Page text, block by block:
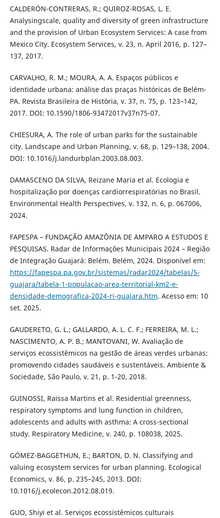
CALDERÓN-CONTRERAS, R.; QUIROZ-ROSAS, L. E.
Analysingscale, quality and diversity of green infrastructure
and the provision of Urban Ecosystem Services: A case from
Mexico City. Ecosystem Services, v. 23, n. April 2016, p. 127–
137, 2017.
CARVALHO, R. M.; MOURA, A. A. Espaços públicos e
identidade urbana: análise das praças históricas de Belém-
PA. Revista Brasileira de História, v. 37, n. 75, p. 123–142,
2017. DOI: 10.1590/1806-93472017v37n75-07.
CHIESURA, A. The role of urban parks for the sustainable
city. Landscape and Urban Planning, v. 68, p. 129–138, 2004.
DOI: 10.1016/j.landurbplan.2003.08.003.
DAMASCENO DA SILVA, Reizane Maria et al. Ecologia e
hospitalização por doenças cardiorrespiratórias no Brasil.
Environmental Health Perspectives, v. 132, n. 6, p. 067006,
2024.
FAPESPA – FUNDAÇÃO AMAZÔNIA DE AMPARO A ESTUDOS E
PESQUISAS. Radar de Informações Municipais 2024 – Região
de Integração Guajará: Belém. Belém, 2024. Disponível em:
https://fapespa.pa.gov.br/sistemas/radar2024/tabelas/5-
guajara/tabela-1-populacao-area-territorial-km2-e-
densidade-demografica-2024-ri-guajara.htm. Acesso em: 10
set. 2025.
GAUDERETO, G. L.; GALLARDO, A. L. C. F.; FERREIRA, M. L.;
NASCIMENTO, A. P. B.; MANTOVANI, W. Avaliação de
serviços ecossistêmicos na gestão de áreas verdes urbanas:
promovendo cidades saudáveis e sustentáveis. Ambiente &
Sociedade, São Paulo, v. 21, p. 1-20, 2018.
GUINOSSI, Raissa Martins et al. Residential greenness,
respiratory symptoms and lung function in children,
adolescents and adults with asthma: A cross-sectional
study. Respiratory Medicine, v. 240, p. 108038, 2025.
GÓMEZ-BAGGETHUN, E.; BARTON, D. N. Classifying and
valuing ecosystem services for urban planning. Ecological
Economics, v. 86, p. 235–245, 2013. DOI:
10.1016/j.ecolecon.2012.08.019.
GUO, Shiyi et al. Serviços ecossistêmicos culturais